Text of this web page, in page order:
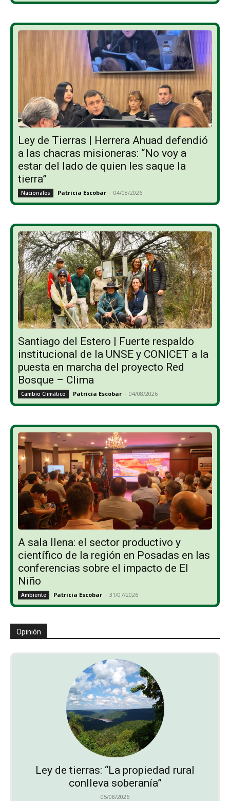
Ley de Tierras | Herrera Ahuad defendió
a las chacras misioneras: “No voy a
estar del lado de quien les saque la
tierra”
Nacionales Patricia Escobar - 04/08/2026
Santiago del Estero | Fuerte respaldo
institucional de la UNSE y CONICET a la
puesta en marcha del proyecto Red
Bosque – Clima
Cambio Climático Patricia Escobar - 04/08/2026
A sala llena: el sector productivo y
científico de la región en Posadas en las
conferencias sobre el impacto de El
Niño
Ambiente Patricia Escobar - 31/07/2026
Opinión
Ley de tierras: “La propiedad rural
conlleva soberanía”
05/08/2026